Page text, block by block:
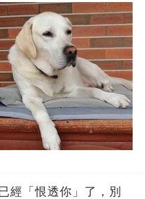
經「恨透你」了，別